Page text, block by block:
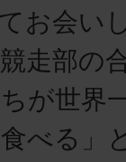
お会い
走部の
が世界
べる」